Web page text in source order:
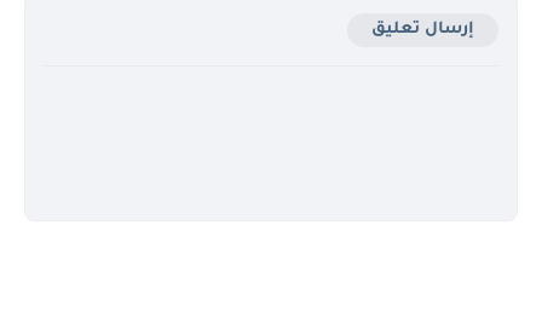
إرسال تعليق